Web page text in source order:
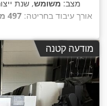
מצב: משומש, שנת
אורך עיבוד בחריטה: 497 מ"מ
מודעה קטנה